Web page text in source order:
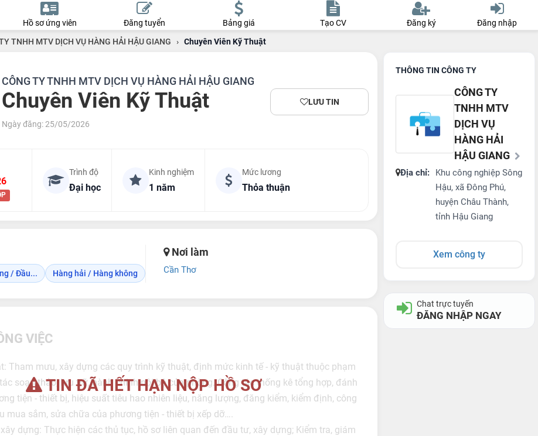
Hồ sơ ứng viên Đăng tuyển Bảng giá Tạo CV Đăng ký Đăng nhập
TNHH MTV DỊCH VỤ HÀNG HẢI HẬU GIANG › Chuyên Viên Kỹ Thuật
CÔNG TY TNHH MTV DỊCH VỤ HÀNG HẢI HẬU GIANG
Chuyên Viên Kỹ Thuật
Ngày đăng: 25/05/2026
LƯU TIN
Trình độ
Đại học
Kinh nghiệm
1 năm
Mức lương
Thỏa thuận
/ Đầu... Hàng hải / Hàng không
Nơi làm
Cần Thơ
TIN ĐÃ HẾT HẠN NỘP HỒ SƠ
VIỆC
Tham mưu, xây dựng các quy trình kỹ thuật, định mức kinh tế - kỹ thuật thuộc phạm
soạn thảo, lưu trữ, hành chính nội bộ của phòng. Công tác thống kê tổng hợp, đánh
tiện - thiết bị, hiệu suất tiêu hao nhiên liệu, năng lượng, đăng kiểm, kiểm định, công
mua sắm, sửa chữa của phương tiện - thiết bị xếp dỡ….
dựng: Thực hiện các thủ tục, hồ sơ liên quan đến đầu tư, xây dựng; Kiểm tra, giám
THÔNG TIN CÔNG TY
CÔNG TY
TNHH MTV
DỊCH VỤ
HÀNG HẢI
HẬU GIANG
Địa chỉ:
Khu công nghiệp Sông
Hậu, xã Đông Phú,
huyện Châu Thành,
tỉnh Hậu Giang
Xem công ty
Chat trực tuyến
ĐĂNG NHẬP NGAY